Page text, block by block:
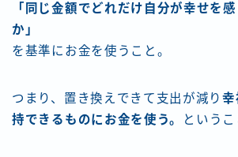
「同じ金額でどれだけ自分が幸せを
か」
を基準にお金を使うこと。
つまり、置き換えできて支出が減り幸
持できるものにお金を使う。
というこ